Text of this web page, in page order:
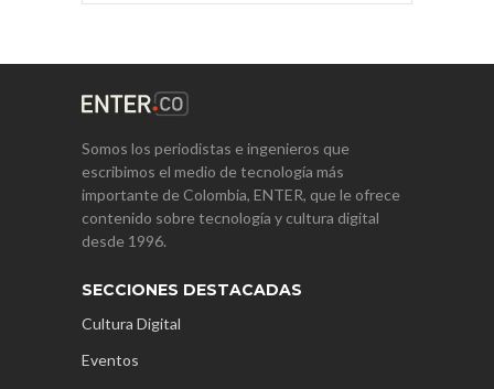
Somos los periodistas e ingenieros que
escribimos el medio de tecnología más
importante de Colombia, ENTER, que le ofrece
contenido sobre tecnología y cultura digital
desde 1996.
SECCIONES DESTACADAS
Cultura Digital
Eventos